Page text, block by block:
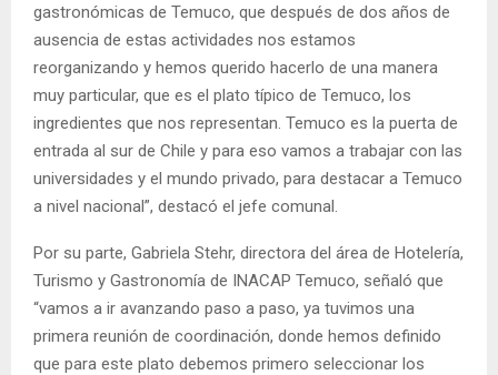
gastronómicas de Temuco, que después de dos años de
ausencia de estas actividades nos estamos
reorganizando y hemos querido hacerlo de una manera
muy particular, que es el plato típico de Temuco, los
ingredientes que nos representan. Temuco es la puerta de
entrada al sur de Chile y para eso vamos a trabajar con las
universidades y el mundo privado, para destacar a Temuco
a nivel nacional”, destacó el jefe comunal.
Por su parte, Gabriela Stehr, directora del área de Hotelería,
Turismo y Gastronomía de INACAP Temuco, señaló que
“vamos a ir avanzando paso a paso, ya tuvimos una
primera reunión de coordinación, donde hemos definido
que para este plato debemos primero seleccionar los